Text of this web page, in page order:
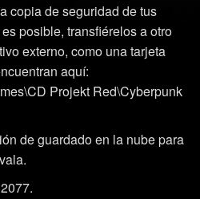
copia de seguridad de tus
posible, transfiérelos a otro
externo, como una tarjeta
aquí:
Projekt Red\Cyberpunk
de guardado en la nube para